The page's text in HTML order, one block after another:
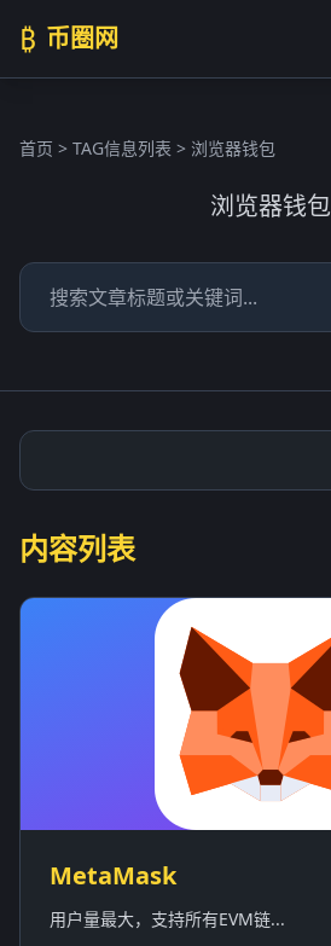
₿ 币圈网
首页 > TAG信息列表 > 浏览器钱包
浏览器钱包
内容列表
MetaMask
用户量最大，支持所有EVM链...